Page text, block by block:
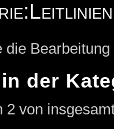
die
der
2 von